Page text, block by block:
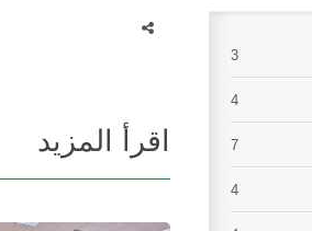
اقرأ المزيد
3
4
7
4